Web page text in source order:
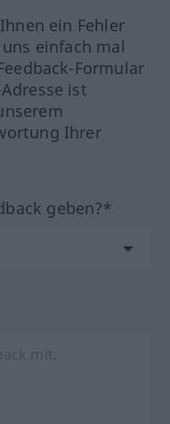
ein Fehler
einfach mal
Formular
ist
Ihrer
geben?*